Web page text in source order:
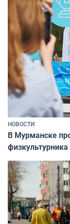
НОВОСТИ
В Мурманске
физкультурника